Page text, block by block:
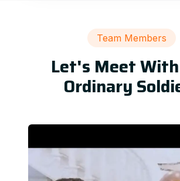
Team Members
Let's Meet
Ordinary